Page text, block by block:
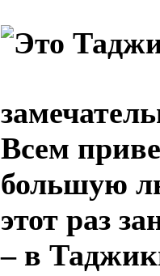
Всем
большую
этот раз
– в